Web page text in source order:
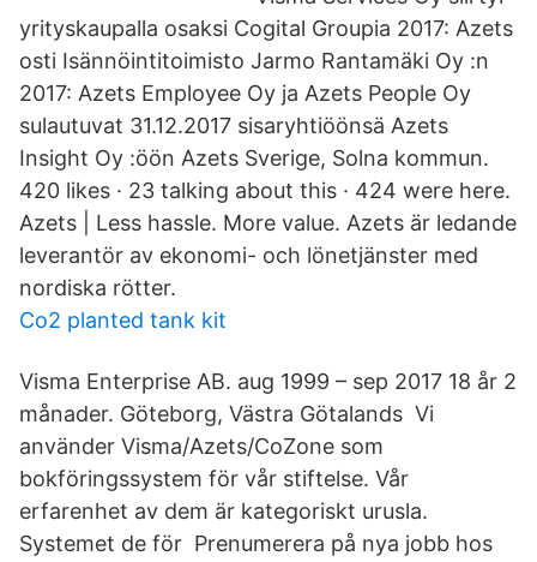
yrityskaupalla osaksi Cogital Groupia 2017: Azets
osti Isännöintitoimisto Jarmo Rantamäki Oy :n
2017: Azets Employee Oy ja Azets People Oy
sulautuvat 31.12.2017 sisaryhtiöönsä Azets
Insight Oy :öön Azets Sverige, Solna kommun.
420 likes · 23 talking about this · 424 were here.
Azets | Less hassle. More value. Azets är ledande
leverantör av ekonomi- och lönetjänster med
nordiska rötter.
Co2 planted tank kit
Visma Enterprise AB. aug 1999 – sep 2017 18 år 2
månader. Göteborg, Västra Götalands Vi
använder Visma/Azets/CoZone som
bokföringssystem för vår stiftelse. Vår
erfarenhet av dem är kategoriskt urusla.
Systemet de för Prenumerera på nya jobb hos